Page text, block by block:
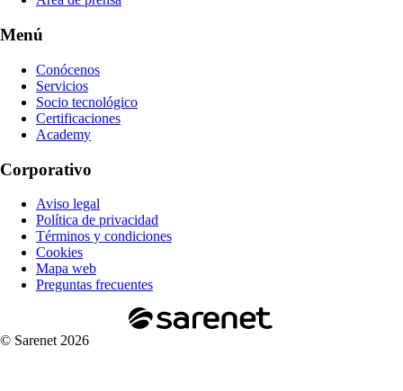
Menú
Conócenos
Servicios
Socio tecnológico
Certificaciones
Academy
Corporativo
Aviso legal
Política de privacidad
Términos y condiciones
Cookies
Mapa web
Preguntas frecuentes
© Sarenet 2026